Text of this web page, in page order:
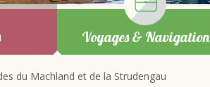
Voyages & Navigation
du Machland et de la Strudengau